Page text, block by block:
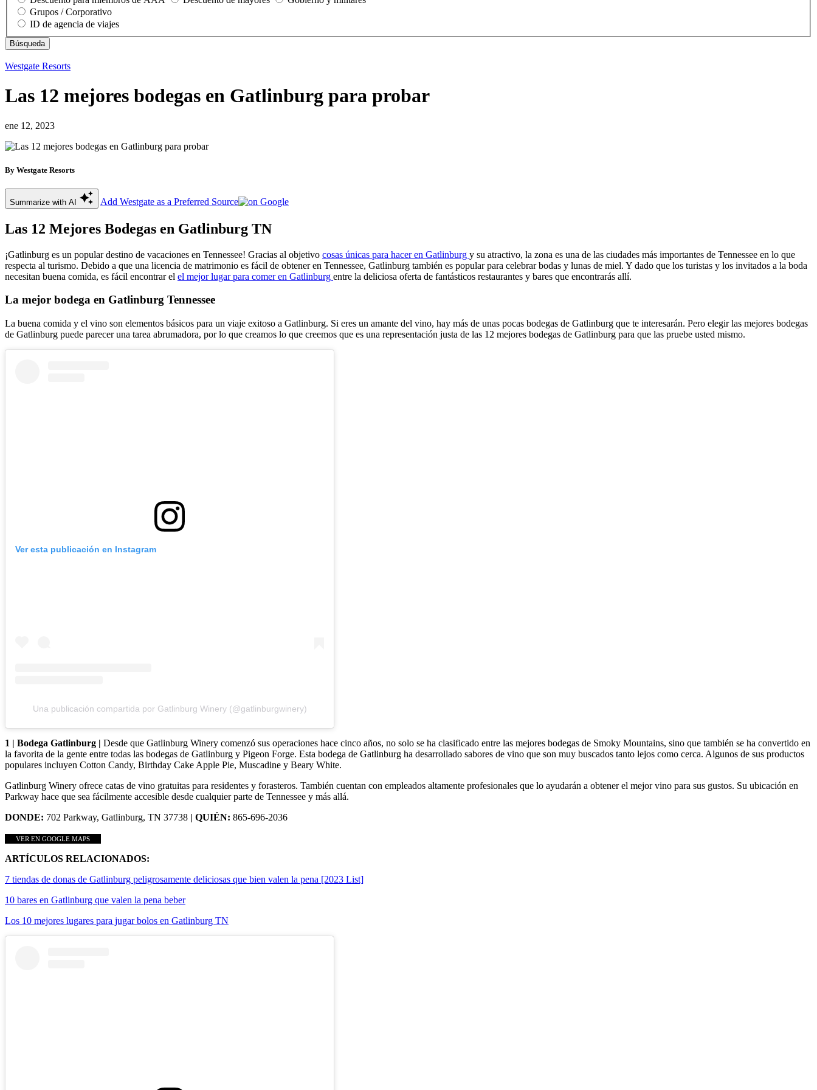
Grupos / Corporativo
ID de agencia de viajes
Westgate Resorts
Las 12 mejores bodegas en Gatlinburg para probar
ene 12, 2023
By Westgate Resorts
Summarize with AI Add Westgate as a Preferred Source
Las 12 Mejores Bodegas en Gatlinburg TN
¡Gatlinburg es un popular destino de vacaciones en Tennessee! Gracias al objetivo cosas únicas para hacer en Gatlinburg y su atractivo, la zona es una de las ciudades más importantes de Tennessee en lo que
respecta al turismo. Debido a que una licencia de matrimonio es fácil de obtener en Tennessee, Gatlinburg también es popular para celebrar bodas y lunas de miel. Y dado que los turistas y los invitados a la boda
necesitan buena comida, es fácil encontrar el el mejor lugar para comer en Gatlinburg entre la deliciosa oferta de fantásticos restaurantes y bares que encontrarás allí.
La mejor bodega en Gatlinburg Tennessee
La buena comida y el vino son elementos básicos para un viaje exitoso a Gatlinburg. Si eres un amante del vino, hay más de unas pocas bodegas de Gatlinburg que te interesarán. Pero elegir las mejores bodegas
de Gatlinburg puede parecer una tarea abrumadora, por lo que creamos lo que creemos que es una representación justa de las 12 mejores bodegas de Gatlinburg para que las pruebe usted mismo.
Ver esta publicación en Instagram
Una publicación compartida por Gatlinburg Winery (@gatlinburgwinery)
1 | Bodega Gatlinburg | Desde que Gatlinburg Winery comenzó sus operaciones hace cinco años, no solo se ha clasificado entre las mejores bodegas de Smoky Mountains, sino que también se ha convertido en
la favorita de la gente entre todas las bodegas de Gatlinburg y Pigeon Forge. Esta bodega de Gatlinburg ha desarrollado sabores de vino que son muy buscados tanto lejos como cerca. Algunos de sus productos
populares incluyen Cotton Candy, Birthday Cake Apple Pie, Muscadine y Beary White.
Gatlinburg Winery ofrece catas de vino gratuitas para residentes y forasteros. También cuentan con empleados altamente profesionales que lo ayudarán a obtener el mejor vino para sus gustos. Su ubicación en
Parkway hace que sea fácilmente accesible desde cualquier parte de Tennessee y más allá.
DONDE: 702 Parkway, Gatlinburg, TN 37738 | QUIÉN: 865-696-2036
VER EN GOOGLE MAPS
ARTÍCULOS RELACIONADOS:
7 tiendas de donas de Gatlinburg peligrosamente deliciosas que bien valen la pena [2023 List]
10 bares en Gatlinburg que valen la pena beber
Los 10 mejores lugares para jugar bolos en Gatlinburg TN